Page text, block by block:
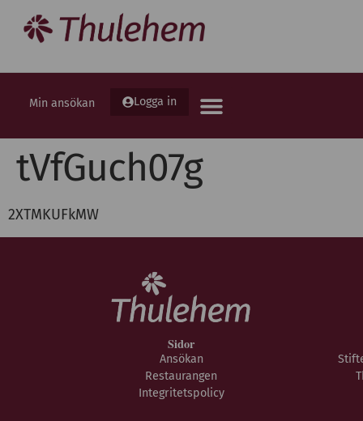
Min ansökan Logga in
tVfGuch07g
2XTMKUFkMW
Sidor
Ansökan
Restaurangen
Integritetspolicy